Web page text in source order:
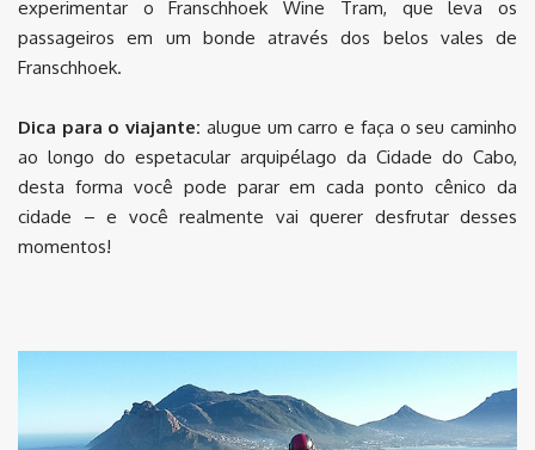
experimentar o Franschhoek Wine Tram, que leva os
passageiros em um bonde através dos belos vales de
Franschhoek.
Dica para o viajante: alugue um carro e faça o seu caminho
ao longo do espetacular arquipélago da Cidade do Cabo,
desta forma você pode parar em cada ponto cênico da
cidade – e você realmente vai querer desfrutar desses
momentos!